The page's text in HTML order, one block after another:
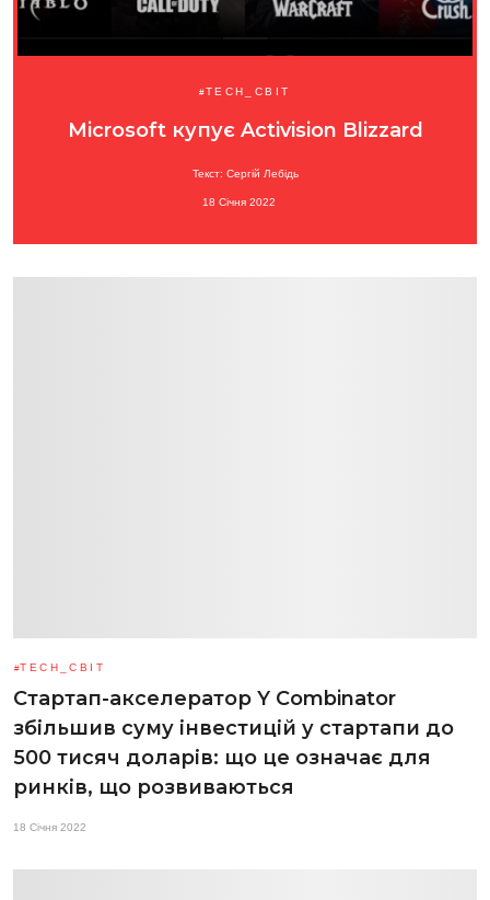
TECH_СВІТ
Microsoft купує Activision Blizzard
Текст: Сергій Лебідь
18 Січня 2022
TECH_СВІТ
Стартап-акселератор Y Combinator
збільшив суму інвестицій у стартапи до
500 тисяч доларів: що це означає для
ринків, що розвиваються
18 Січня 2022